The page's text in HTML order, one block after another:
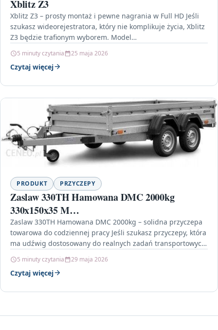
Xblitz Z3
Xblitz Z3 – prosty montaż i pewne nagrania w Full HD Jeśli
szukasz wideorejestratora, który nie komplikuje życia, Xblitz
Z3 będzie trafionym wyborem. Model…
5 minuty czytania 25 maja 2026
Czytaj więcej
PRODUKT PRZYCZEPY
Zaslaw 330TH Hamowana DMC 2000kg
330x150x35 M…
Zaslaw 330TH Hamowana DMC 2000kg – solidna przyczepa
towarowa do codziennej pracy Jeśli szukasz przyczepy, która
ma udźwig dostosowany do realnych zadań transportowych,
5 minuty czytania 29 maja 2026
Czytaj więcej